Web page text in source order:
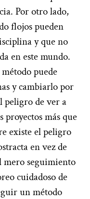
. Por otro lado,
flojospueden
y que no
en este mundo.
puede
y cambiarlo por
peligro de ver a
proyectos más que
existe el peligro
en vez de
mero seguimiento
cuidadoso de
un método